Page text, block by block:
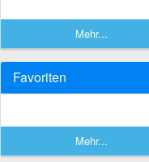
Mehr...
Favoriten
Mehr...